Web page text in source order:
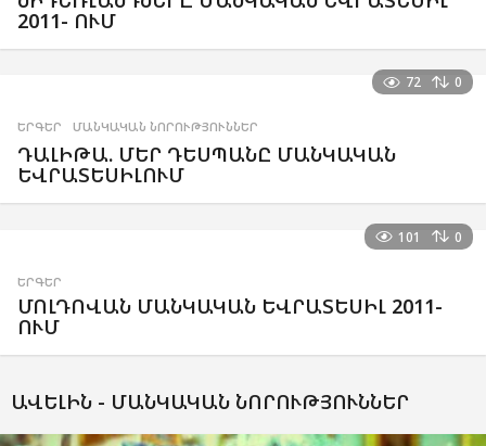
2011- ՈՒՄ
72 0
ԵՐԳԵՐ ,ՄԱՆԿԱԿԱՆ ՆՈՐՈՒԹՅՈՒՆՆԵՐ
ԴԱԼԻԹԱ. ՄԵՐ ԴԵՍՊԱՆԸ ՄԱՆԿԱԿԱՆ
ԵՎՐԱՏԵՍԻԼՈՒՄ
101 0
ԵՐԳԵՐ
ՄՈԼԴՈՎԱՆ ՄԱՆԿԱԿԱՆ ԵՎՐԱՏԵՍԻԼ 2011-
ՈՒՄ
ԱՎԵԼԻՆ - ՄԱՆԿԱԿԱՆ ՆՈՐՈՒԹՅՈՒՆՆԵՐ